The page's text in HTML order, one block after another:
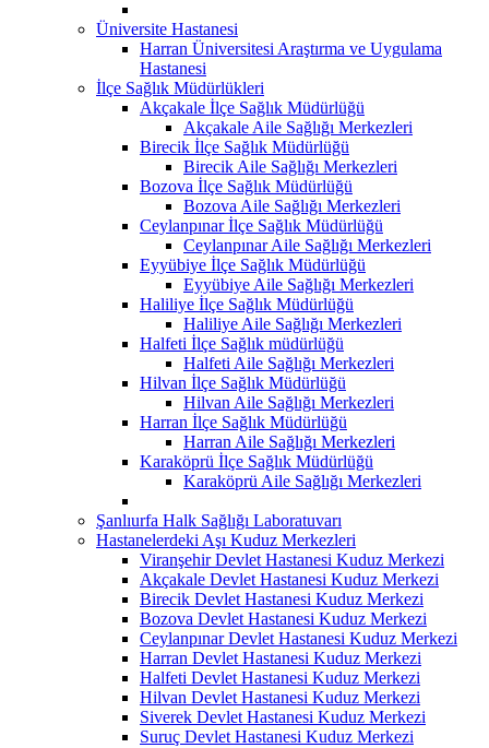
Üniversite Hastanesi
Harran Üniversitesi Araştırma ve Uygulama
Hastanesi
İlçe Sağlık Müdürlükleri
Akçakale İlçe Sağlık Müdürlüğü
Akçakale Aile Sağlığı Merkezleri
Birecik İlçe Sağlık Müdürlüğü
Birecik Aile Sağlığı Merkezleri
Bozova İlçe Sağlık Müdürlüğü
Bozova Aile Sağlığı Merkezleri
Ceylanpınar İlçe Sağlık Müdürlüğü
Ceylanpınar Aile Sağlığı Merkezleri
Eyyübiye İlçe Sağlık Müdürlüğü
Eyyübiye Aile Sağlığı Merkezleri
Haliliye İlçe Sağlık Müdürlüğü
Haliliye Aile Sağlığı Merkezleri
Halfeti İlçe Sağlık müdürlüğü
Halfeti Aile Sağlığı Merkezleri
Hilvan İlçe Sağlık Müdürlüğü
Hilvan Aile Sağlığı Merkezleri
Harran İlçe Sağlık Müdürlüğü
Harran Aile Sağlığı Merkezleri
Karaköprü İlçe Sağlık Müdürlüğü
Karaköprü Aile Sağlığı Merkezleri
Şanlıurfa Halk Sağlığı Laboratuvarı
Hastanelerdeki Aşı Kuduz Merkezleri
Viranşehir Devlet Hastanesi Kuduz Merkezi
Akçakale Devlet Hastanesi Kuduz Merkezi
Birecik Devlet Hastanesi Kuduz Merkezi
Bozova Devlet Hastanesi Kuduz Merkezi
Ceylanpınar Devlet Hastanesi Kuduz Merkezi
Harran Devlet Hastanesi Kuduz Merkezi
Halfeti Devlet Hastanesi Kuduz Merkezi
Hilvan Devlet Hastanesi Kuduz Merkezi
Siverek Devlet Hastanesi Kuduz Merkezi
Suruç Devlet Hastanesi Kuduz Merkezi